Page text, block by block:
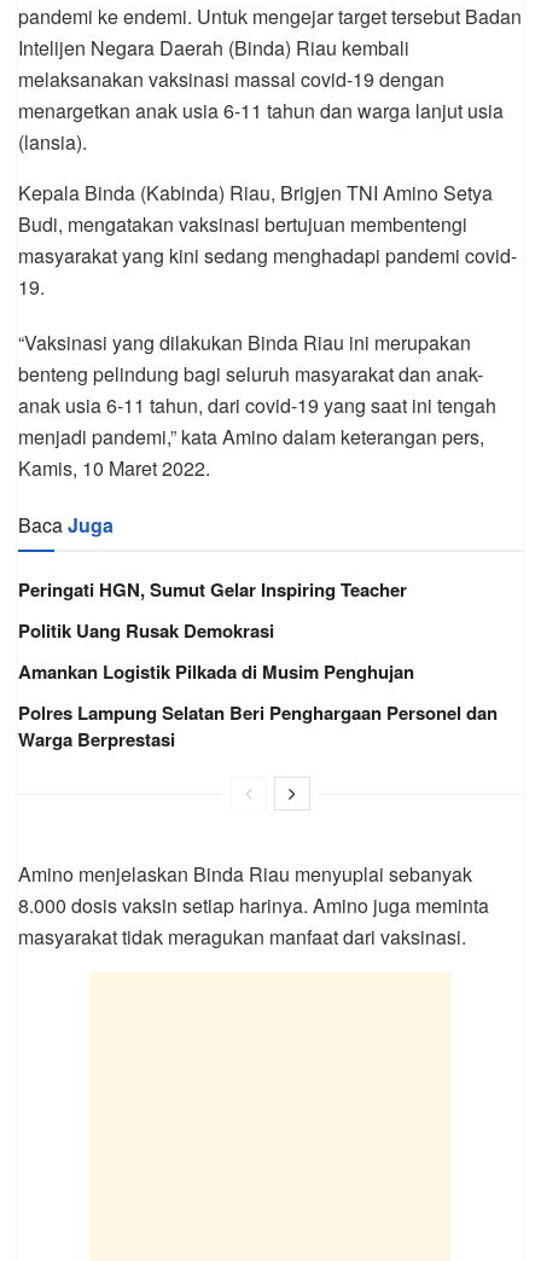
pandemi ke endemi. Untuk mengejar target tersebut Badan
Intelijen Negara Daerah (Binda) Riau kembali
melaksanakan vaksinasi massal covid-19 dengan
menargetkan anak usia 6-11 tahun dan warga lanjut usia
(lansia).
Kepala Binda (Kabinda) Riau, Brigjen TNI Amino Setya
Budi, mengatakan vaksinasi bertujuan membentengi
masyarakat yang kini sedang menghadapi pandemi covid-
19.
“Vaksinasi yang dilakukan Binda Riau ini merupakan
benteng pelindung bagi seluruh masyarakat dan anak-
anak usia 6-11 tahun, dari covid-19 yang saat ini tengah
menjadi pandemi,” kata Amino dalam keterangan pers,
Kamis, 10 Maret 2022.
BacaJuga
Peringati HGN, Sumut Gelar Inspiring Teacher
Politik Uang Rusak Demokrasi
Amankan Logistik Pilkada di Musim Penghujan
Polres Lampung Selatan Beri Penghargaan Personel dan
Warga Berprestasi
Amino menjelaskan Binda Riau menyuplai sebanyak
8.000 dosis vaksin setiap harinya. Amino juga meminta
masyarakat tidak meragukan manfaat dari vaksinasi.